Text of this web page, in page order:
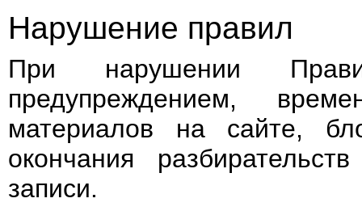
Нарушение правил
При нарушении
предупреждением,
материалов на сайте,
окончания
записи.